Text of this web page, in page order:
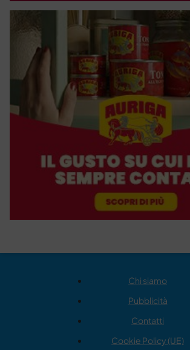
Chi siamo
Pubblicità
Contatti
Cookie Policy (UE)